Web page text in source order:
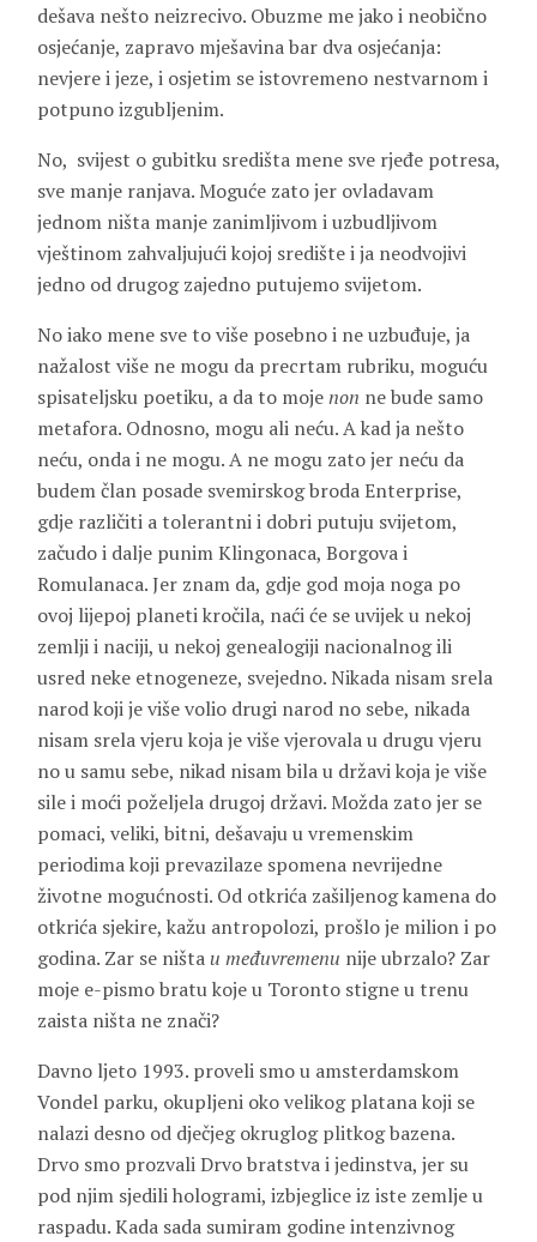
dešava nešto neizrecivo. Obuzme me jako i neobično
osjećanje, zapravo mješavina bar dva osjećanja:
nevjere i jeze, i osjetim se istovremeno nestvarnom i
potpuno izgubljenim.
No, svijest o gubitku središta mene sve rjeđe potresa,
sve manje ranjava. Moguće zato jer ovladavam
jednom ništa manje zanimljivom i uzbudljivom
vještinom zahvaljujući kojoj središte i ja neodvojivi
jedno od drugog zajedno putujemo svijetom.
No iako mene sve to više posebno i ne uzbuđuje, ja
nažalost više ne mogu da precrtam rubriku, moguću
spisateljsku poetiku, a da to mojenon ne bude samo
metafora. Odnosno, mogu ali neću. A kad ja nešto
neću, onda i ne mogu. A ne mogu zato jer neću da
budem član posade svemirskog broda Enterprise,
gdje različiti a tolerantni i dobri putuju svijetom,
začudo i dalje punim Klingonaca, Borgova i
Romulanaca. Jer znam da, gdje god moja noga po
ovoj lijepoj planeti kročila, naći će se uvijek u nekoj
zemlji i naciji, u nekoj genealogiji nacionalnog ili
usred neke etnogeneze, svejedno. Nikada nisam srela
narod koji je više volio drugi narod no sebe, nikada
nisam srela vjeru koja je više vjerovala u drugu vjeru
no u samu sebe, nikad nisam bila u državi koja je više
sile i moći poželjela drugoj državi. Možda zato jer se
pomaci, veliki, bitni, dešavaju u vremenskim
periodima koji prevazilaze spomena nevrijedne
životne mogućnosti. Od otkrića zašiljenog kamena do
otkrića sjekire, kažu antropolozi, prošlo je milion i po
godina. Zar se ništa u međuvremenu nije ubrzalo? Zar
moje e-pismo bratu koje u Toronto stigne u trenu
zaista ništa ne znači?
Davno ljeto 1993. proveli smo u amsterdamskom
Vondel parku, okupljeni oko velikog platana koji se
nalazi desno od dječjeg okruglog plitkog bazena.
Drvo smo prozvali Drvo bratstva i jedinstva, jer su
pod njim sjedili hologrami, izbjeglice iz iste zemlje u
raspadu. Kada sada sumiram godine intenzivnog